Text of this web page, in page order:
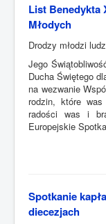
List Benedykta
Młodych
Drodzy młodzi
Jego
Ducha Świętego
na wezwanie
rodzin, które
radości was i
Europejskie
Spotkanie
diecezjach